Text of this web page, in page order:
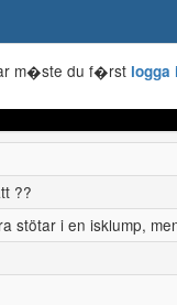
m�ste du f�rst logga
??
stötar i en isklump,